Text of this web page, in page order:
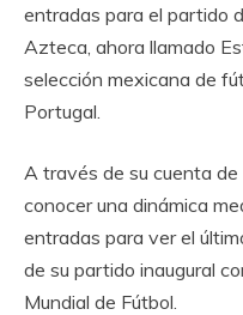
entradas para el partido
Azteca, ahora llamado
selección mexicana de
Portugal.
A través de su cuenta
conocer una dinámica
entradas para ver el
de su partido inaugural
Mundial de Fútbol.